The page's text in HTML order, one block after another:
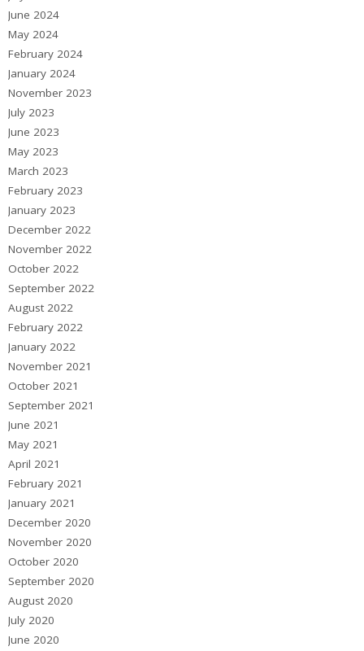
June 2024
May 2024
February 2024
January 2024
November 2023
July 2023
June 2023
May 2023
March 2023
February 2023
January 2023
December 2022
November 2022
October 2022
September 2022
August 2022
February 2022
January 2022
November 2021
October 2021
September 2021
June 2021
May 2021
April 2021
February 2021
January 2021
December 2020
November 2020
October 2020
September 2020
August 2020
July 2020
June 2020